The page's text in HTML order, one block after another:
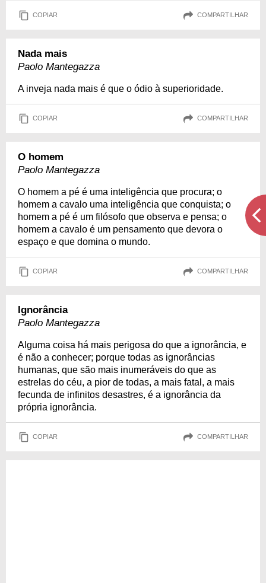
COPIAR COMPARTILHAR
Nada mais
Paolo Mantegazza
A inveja nada mais é que o ódio à superioridade.
COPIAR COMPARTILHAR
O homem
Paolo Mantegazza
O homem a pé é uma inteligência que procura; o
homem a cavalo uma inteligência que conquista; o
homem a pé é um filósofo que observa e pensa; o
homem a cavalo é um pensamento que devora o
espaço e que domina o mundo.
COPIAR COMPARTILHAR
Ignorância
Paolo Mantegazza
Alguma coisa há mais perigosa do que a ignorância, e
é não a conhecer; porque todas as ignorâncias
humanas, que são mais inumeráveis do que as
estrelas do céu, a pior de todas, a mais fatal, a mais
fecunda de infinitos desastres, é a ignorância da
própria ignorância.
COPIAR COMPARTILHAR